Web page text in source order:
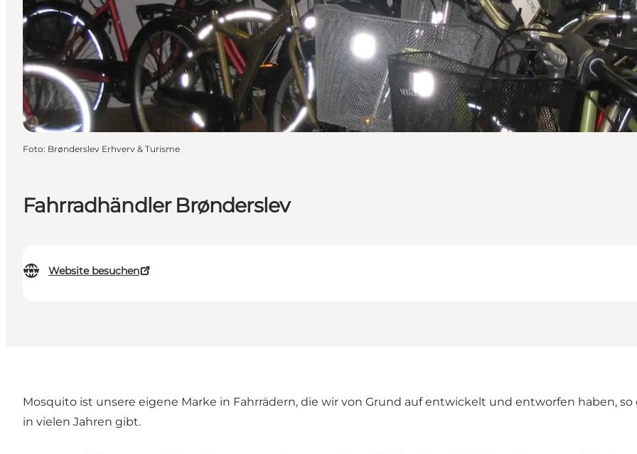
Fahrradhändler Brønderslev
Website besuchen
Foto: Brønderslev Erhverv & Turisme
Mosquito ist unsere eigene Marke in Fahrrädern, die wir von Grund auf entwickelt und entworfen haben,
in vielen Jahren gibt.